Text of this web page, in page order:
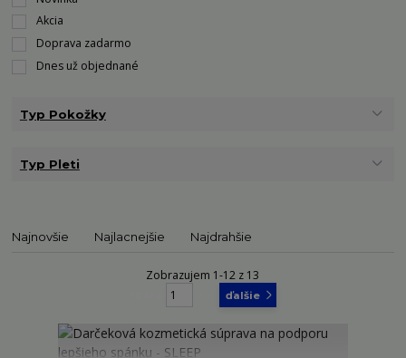
Akcia
Doprava zadarmo
Dnes už objednané
Typ Pokožky
Typ Pleti
Najnovšie Najlacnejšie Najdrahšie
Zobrazujem 1-12 z 13
ďalšie